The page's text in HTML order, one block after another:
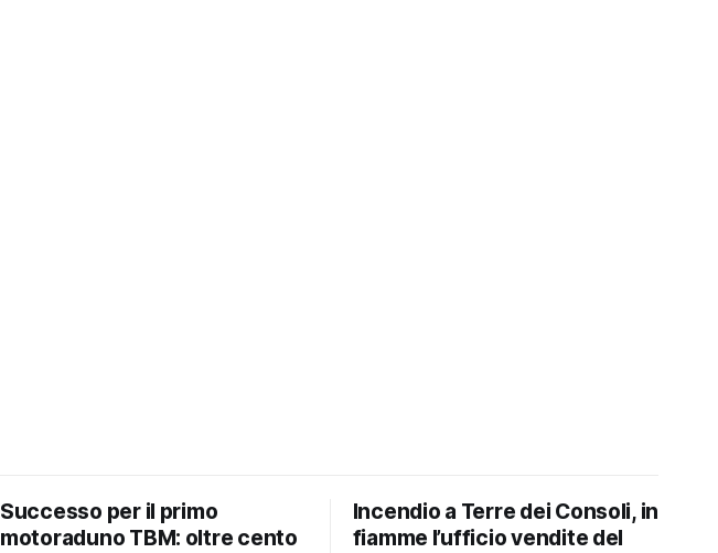
Successo per il primo
motoraduno TBM: oltre cento
Incendio a Terre dei Consoli, in
fiamme l’ufficio vendite del